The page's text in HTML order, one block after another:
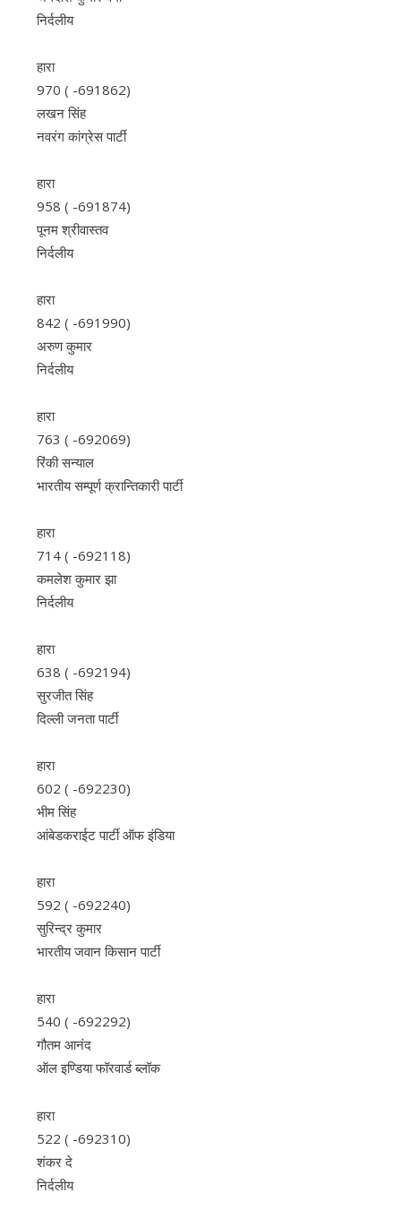
निर्दलीय
हारा
970 ( -691862)
लखन सिंह
नवरंग कांग्रेस पार्टी
हारा
958 ( -691874)
पूनम श्रीवास्तव
निर्दलीय
हारा
842 ( -691990)
अरुण कुमार
निर्दलीय
हारा
763 ( -692069)
रिंकी सन्याल
भारतीय सम्पूर्ण क्रान्तिकारी पार्टी
हारा
714 ( -692118)
कमलेश कुमार झा
निर्दलीय
हारा
638 ( -692194)
सुरजीत सिंह
दिल्‍ली जनता पार्टी
हारा
602 ( -692230)
भीम सिंह
आंबेडकराईट पार्टी ऑफ इंडिया
हारा
592 ( -692240)
सुरिन्द्र कुमार
भारतीय जवान किसान पार्टी
हारा
540 ( -692292)
गौतम आनंद
ऑल इण्डिया फॉरवार्ड ब्‍लॉक
हारा
522 ( -692310)
शंकर दे
निर्दलीय